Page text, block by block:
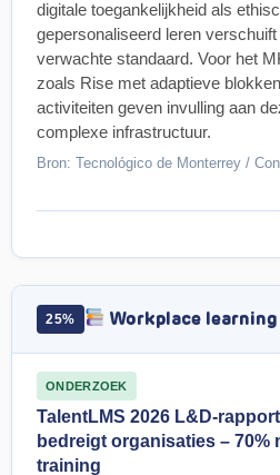
digitale toegankelijkheid als
gepersonaliseerd leren verschuift
verwachte standaard. Voor het
zoals Rise met adaptieve
activiteiten geven invulling aan
complexe infrastructuur.
Bron: Tecnológico de Monterrey /
25% Workplace
ONDERZOEK
TalentLMS 2026 L&D-
bedreigt organisaties – 70%
training